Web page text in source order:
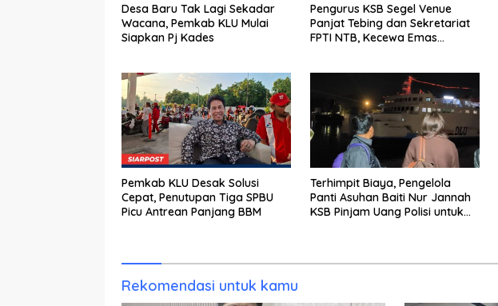
Desa Baru Tak Lagi Sekadar
Wacana, Pemkab KLU Mulai
Siapkan Pj Kades
Pengurus KSB Segel Venue
Panjat Tebing dan Sekretariat
FPTI NTB, Kecewa Emas
Pemkab KLU Desak Solusi
Cepat, Penutupan Tiga SPBU
Picu Antrean Panjang BBM
Terhimpit Biaya, Pengelola
Panti Asuhan Baiti Nur Jannah
KSB Pinjam Uang Polisi untuk
Rekomendasi untuk kamu